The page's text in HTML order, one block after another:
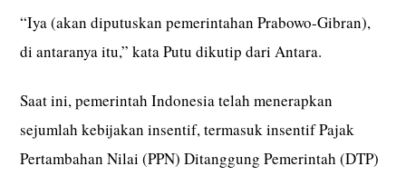
“Iya (akan diputuskan pemerintahan Prabowo-Gibran),
di antaranya itu,” kata Putu dikutip dari Antara.
Saat ini, pemerintah Indonesia telah menerapkan
sejumlah kebijakan insentif, termasuk insentif Pajak
Pertambahan Nilai (PPN) Ditanggung Pemerintah (DTP)